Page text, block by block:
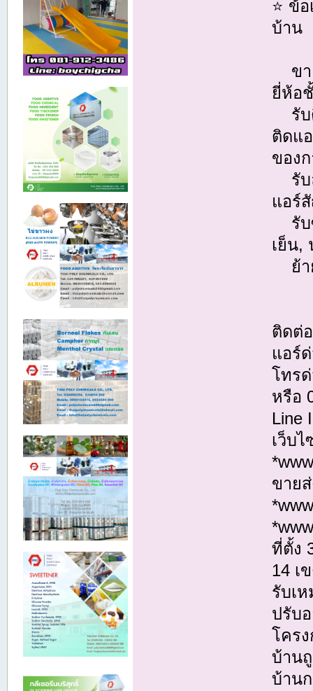
⭐ ข้
บ้าน
ขา
ยี่ห้อ
รับ
ติดแ
ของ
รับ
แอร์
รับ
เย็น,
ย้า
ติดต่
แอร์
โทร
หรือ
Line
เว็บไ
ขาย
ที่ตั้ง
14 เ
รับเ
ปรับ
โคร
บ้าน
บ้าน